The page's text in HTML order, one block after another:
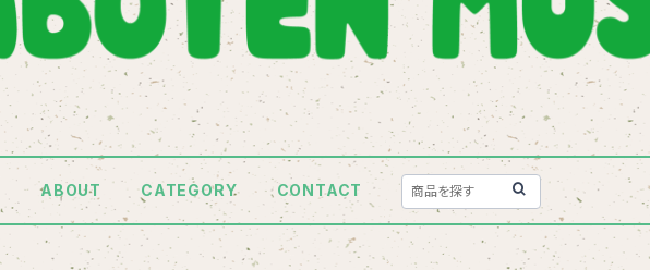
ABOUT CATEGORY CONTACT